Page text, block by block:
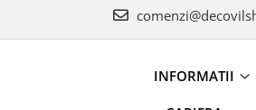
INFORMATII